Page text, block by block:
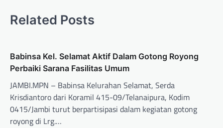
Related Posts
Babinsa Kel. Selamat Aktif Dalam Gotong Royong
Perbaiki Sarana Fasilitas Umum
JAMBI.MPN – Babinsa Kelurahan Selamat, Serda
Krisdiantoro dari Koramil 415-09/Telanaipura, Kodim
0415/Jambi turut berpartisipasi dalam kegiatan gotong
royong di Lrg.…